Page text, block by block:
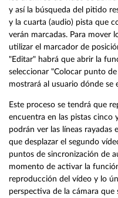
y así la búsqueda del pitido
y la cuarta (audio) pista que
verán marcadas. Para mover
utilizar el marcador de
"Editar" habrá que abrir la
seleccionar "Colocar punto
mostrará al usuario dónde
Este proceso se tendrá que
encuentra en las pistas cinco
podrán ver las líneas rayadas
que desplazar el segundo
puntos de sincronización de
momento de activar la
reproducción del vídeo y lo
perspectiva de la cámara que